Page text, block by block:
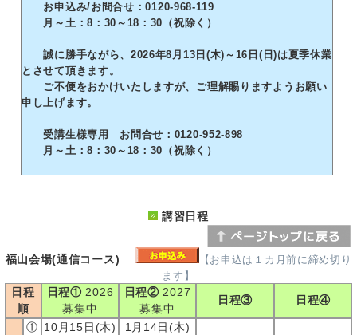
お申込み/お問合せ：0120-968-119
月～土：8：30～18：30（祝除く）
誠に勝手ながら、2026年8月13日(木)～16日(日)は夏季休業
とさせて頂きます。
ご不便をおかけいたしますが、ご理解賜りますようお願い
申し上げます。
受講生様専用 お問合せ：0120-952-898
月～土：8：30～18：30（祝除く）
講習日程
福山会場(通信コース)
【お申込は１カ月前に締め切り
ます】
日程
順
日程①2026
募集中
日程②2027
募集中
日程③ 日程④
① 10月15日(木)
1月14日(木)